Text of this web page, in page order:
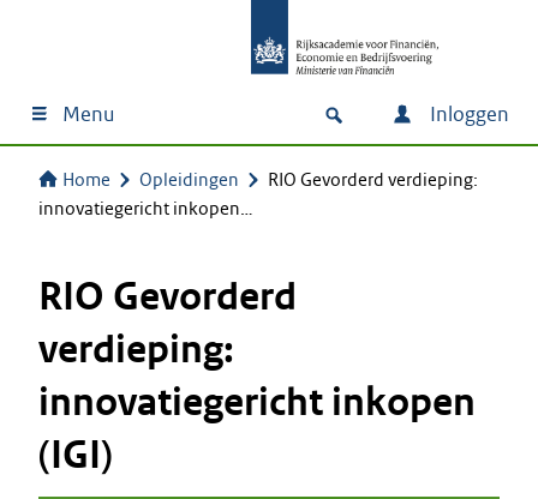
Menu Inloggen
Home Opleidingen
RIO Gevorderd verdieping:
innovatiegericht inkopen…
RIO Gevorderd
verdieping:
innovatiegericht inkopen
(IGI)